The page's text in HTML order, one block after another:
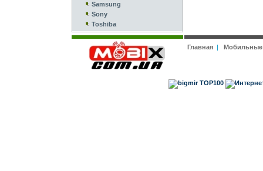
Samsung
Sony
Toshiba
Главная|